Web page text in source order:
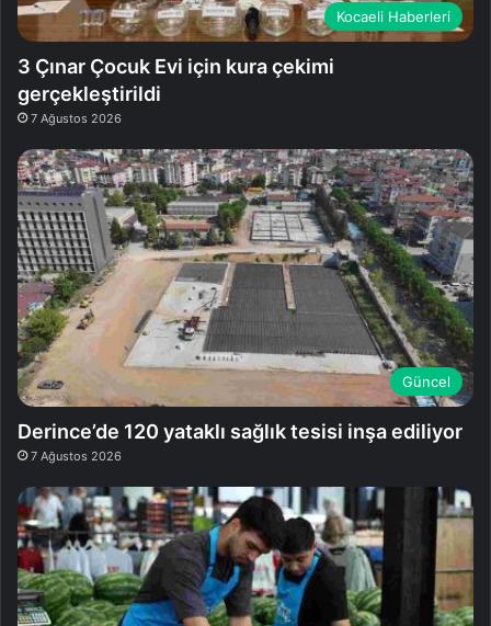
Kocaeli Haberleri
3 Çınar Çocuk Evi için kura çekimi
gerçekleştirildi
7 Ağustos 2026
Güncel
Derince’de 120 yataklı sağlık tesisi inşa ediliyor
7 Ağustos 2026